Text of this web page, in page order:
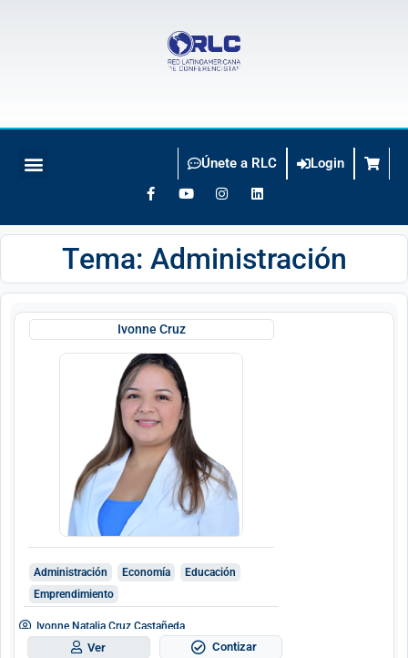
Únete a RLC Login
Tema: Administración
Ivonne Cruz
Administración Economía
Educación
Emprendimiento
Ivonne Natalia Cruz Castañeda
Ver Contizar